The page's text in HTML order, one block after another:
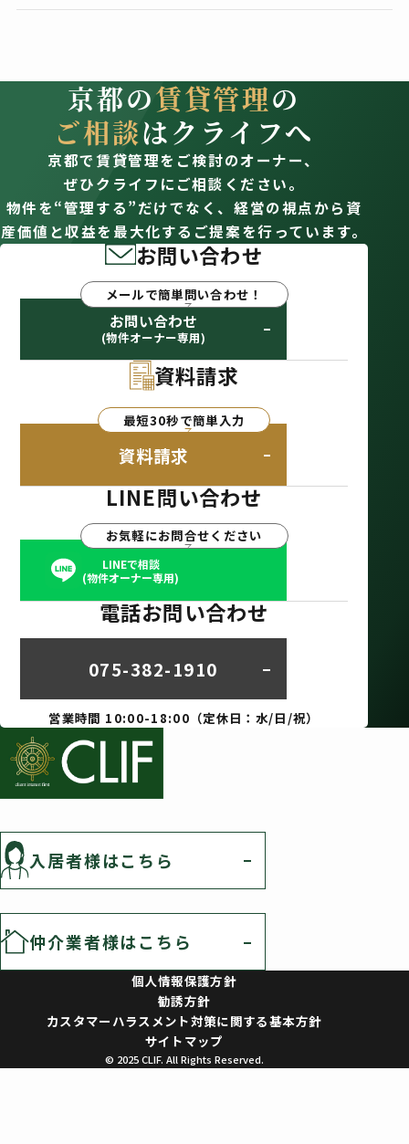
京都の賃貸管理の
ご相談はクライフへ
京都で賃貸管理をご検討のオーナー、
ぜひクライフにご相談ください。
物件を“管理する”だけでなく、経営の視点から資
産価値と収益を最大化するご提案を行っています。
お問い合わせ
メールで簡単問い合わせ！
お問い合わせ
(物件オーナー専用)
資料請求
最短30秒で簡単入力
資料請求
LINE問い合わせ
お気軽にお問合せください
LINEで相談
(物件オーナー専用)
電話お問い合わせ
075-382-1910
営業時間 10:00-18:00（定休日：水/日/祝）
入居者様はこちら
仲介業者様はこちら
個人情報保護方針
勧誘方針
カスタマーハラスメント対策に関する基本方針
サイトマップ
© 2025 CLIF. All Rights Reserved.